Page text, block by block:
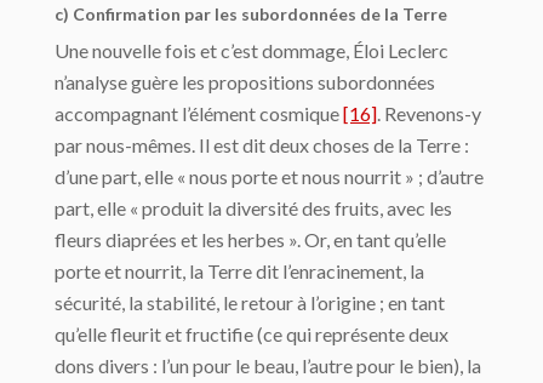
c) Confirmation par les subordonnées de la Terre
Une nouvelle fois et c’est dommage, Éloi Leclerc
n’analyse guère les propositions subordonnées
accompagnant l’élément cosmique[16]. Revenons-y
par nous-mêmes. Il est dit deux choses de la Terre :
d’une part, elle « nous porte et nous nourrit » ; d’autre
part, elle « produit la diversité des fruits, avec les
fleurs diaprées et les herbes ». Or, en tant qu’elle
porte et nourrit, la Terre dit l’enracinement, la
sécurité, la stabilité, le retour à l’origine ; en tant
qu’elle fleurit et fructifie (ce qui représente deux
dons divers : l’un pour le beau, l’autre pour le bien), la